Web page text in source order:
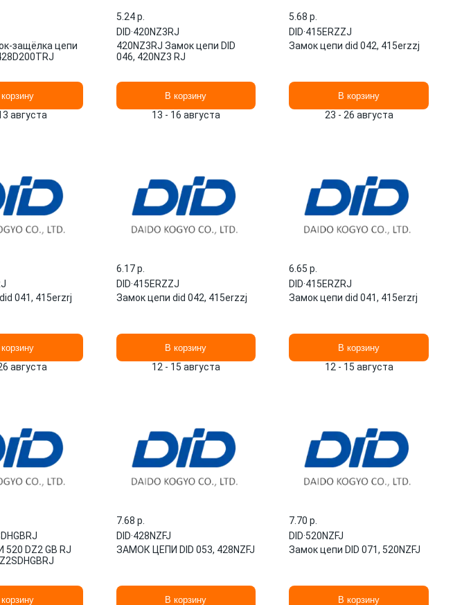
защёлка цепи
августа
5.24 p.
DID·420NZ3RJ
420NZ3RJ Замок цепи DID
046, 420NZ3 RJ
В корзину
13 - 16 августа
5.68 p.
DID·415ERZZJ
Замок цепи did 042, 415erzzj
В корзину
23 - 26 августа
041, 415erzrj
августа
6.17 p.
DID·415ERZZJ
Замок цепи did 042, 415erzzj
В корзину
12 - 15 августа
6.65 p.
DID·415ERZRJ
Замок цепи did 041, 415erzrj
В корзину
12 - 15 августа
DZ2 GB RJ
7.68 p.
DID·428NZFJ
ЗАМОК ЦЕПИ DID 053, 428NZFJ
В корзину
7.70 p.
DID·520NZFJ
Замок цепи DID 071, 520NZFJ
В корзину